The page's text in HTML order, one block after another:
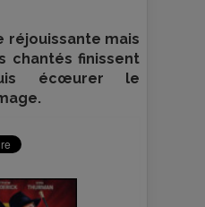
réjouissante mais
chantés finissent
écœurer le